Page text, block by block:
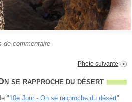
de commentaire
Photo suivante
se rapproche du désert
"10e Jour - On se rapproche du désert"